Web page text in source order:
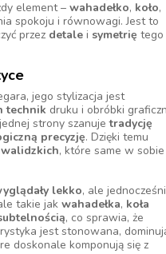
element – wahadełko, koło,
spokoju i równowagi. Jest to
przez detale i symetrię tego
jego stylizacja jest
technik druku i obróbki
strony szanujetradycję
precyzję. Dzięki temu
, które same w sobie
lekko, ale
takie jak wahadełka, koła
, co sprawia, że
jest stonowana,
doskonale komponują się z